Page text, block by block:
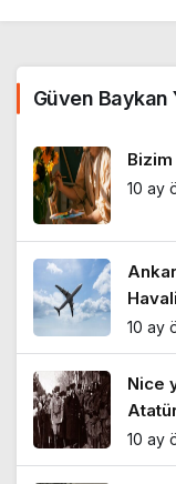
Güven Baykan
10 ay
10 ay
Nice
10 ay